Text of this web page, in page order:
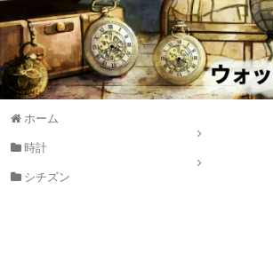
ホーム
時計
シチズン